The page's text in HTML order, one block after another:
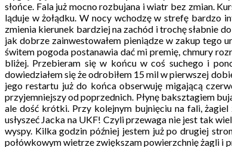
słońce. Fala już mocno rozbujana i wiatr bez zmian.
ląduje w żołądku. W nocy wchodzę w strefę bardzo
zmienia kierunek bardziej na zachód i trochę słabnie
jak dobrze zainwestowałem pieniądze w zakup tego
świtem pogoda postanawia dać mi premię, chmury
bliżej. Przebieram się w końcu w coś suchego i
dowiedziałem się że odrobiłem 15 mil w pierwszej
jego restartu już do końca obserwuję migającą
przyjemniejszy od poprzednich. Płynę baksztagiem
ale dość krótki. Przy kolejnym bujnięciu na fali,
usłyszeć Jacka na UKF! Czyli przewaga nie jest tak
wyspy. Kilka godzin później jestem już po drugiej
połówkowym wietrze zwiększam powierzchnię żagli i